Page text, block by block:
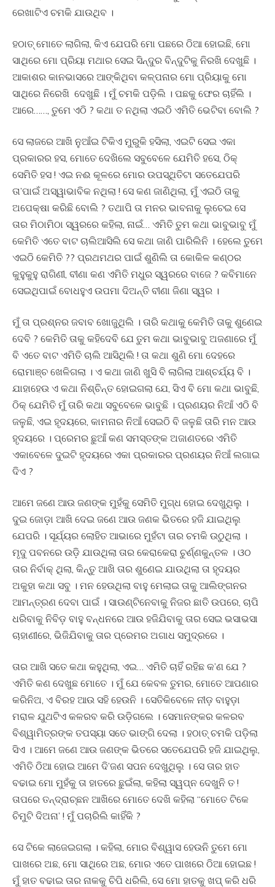
ରେଖାଟିଏ ଚମକି ଯାଉଥିବ ।
ହଠାତ୍ ମୋତେ ଲାଗିଲା, କିଏ ଯେପରି ମୋ ପଛରେ ଠିଆ ହୋଇଛି, ମୋ
ସାଥିରେ ମୋ ପ୍ରିୟା ମଥାର ସେଇ ସିନ୍ଦୁର ବିନ୍ଦୁଟିକୁ ନିରଖି ଦେଖୁଛି ।
ଆକାଶର କାନଭାସରେ ଆଙ୍କିଥିବା କଳ୍ପନାର ମୋ ପ୍ରିୟାକୁ ମୋ
ସାଥିରେ ନିରେଖି ଦେଖୁଛି । ମୁଁ ଚମକି ପଡ଼ିଲି । ପଛକୁ ଫେର ଚାହିଁଲି ।
ଆରେ……, ତୁମେ ଏଠି ? କଥା ତ ନଥିଲା ଏଇଠି ଏମିତି ଭେଟିବା ବୋଲି ?
ସେ ଲାଜରେ ଆଖି ନୁଆଁଇ ଟିକିଏ ମୁରୁକି ହସିଲା, ଏଇଟି ସେଇ ଏକା
ପ୍ରକାରର ହସ, ମୋତେ ଦେଖିଲେ ସବୁବେଳେ ଯେମିତି ହସେ, ଠିକ୍
ସେମିତି ହସ ! ଏଇ ନଈ କୂଳରେ ମୋର ଉପସ୍ଥିତିଟା ସତେଯେପରି
ତା’ପାଇଁ ଅସ୍ୱାଭାବିକ ନଥିଲା ! ସେ କଣ ଜାଣିଥିଲା, ମୁଁ ଏଇଠି ତାକୁ
ଅପେକ୍ଷା କରିଛି ବୋଲି ? ତଥାପି ତା ମନର ଭାବନାକୁ ଲୁଚେଇ ସେ
ତାର ମିଠାମିଠା ସ୍ୱରରେ କହିଲା, ନାଇଁ… ଏମିତି ତୁମ କଥା ଭାବୁଭାବୁ ମୁଁ
କେମିତି ଏତେ ବାଟ ଚାଲିଆସିଲି ସେ କଥା ଜାଣି ପାରିଲିନି । ହେଲେ ତୁମେ
ଏଇଠି କେମିତି ?? ପ୍ରଥମଥର ପାଇଁ ଶୁଣିଲି ତା କୋକିଳ କଣ୍ଠର
କୁହୁକୁହୁ ରାଗିଣୀ, ବୀଣା କଣ ଏମିତି ମଧୁର ସ୍ୱରରେ ବାଜେ ? କବିମାନେ
ସେଇଥିପାଇଁ ବୋଧହୁଏ ଉପମା ଦିଅନ୍ତି ବୀଣା ଜିଣା ସ୍ୱର ।
ମୁଁ ତା ପ୍ରଶ୍ନର ଜବାବ ଖୋଜୁଥିଲି । ତାରି କଥାକୁ କେମିତି ତାକୁ ଶୁଣେଇ
ଦେବି ? କେମିତି ତାକୁ କହିଦେବି ଯେ ତୁମ କଥା ଭାବୁଭାବୁ ଅଜଣାରେ ମୁଁ
ବି ଏତେ ବାଟ ଏମିତି ଚାଲି ଆସିଥିଲି ! ତା କଥା ଶୁଣି ମୋ ଦେହରେ
ରୋମାଞ୍ଚ ଖେଳିଗଲା । ଏ କଥା ଜାଣି ଖୁସି ବି ଲାଗିଲା ଆଶ୍ଚର୍ଯ୍ୟ ବି ।
ଯାହାହେଉ ଏ କଥା ନିଶ୍ଚିନ୍ତ ହୋଇଗଲା ଯେ, ସିଏ ବି ମୋ କଥା ଭାବୁଛି,
ଠିକ୍ ଯେମିତି ମୁଁ ତାରି କଥା ସବୁବେଳେ ଭାବୁଛି । ପ୍ରଣୟର ନିଆଁ ଏଠି ବି
ଜଳୁଛି, ଏଇ ହୃଦୟରେ, କାମନାର ନିଆଁ ସେଇଠି ବି ଜଳୁଛି ତାରି ମନ ଆଉ
ହୃଦୟରେ । ପ୍ରେମର ଛୁଆଁ କଣ ସମସ୍ତଙ୍କ ଅଜାଣତରେ ଏମିତି
ଏକାବେଳେ ଦୁଇଟି ହୃଦୟରେ ଏକା ପ୍ରକାରର ପ୍ରଣୟର ନିଆଁ ଲଗାଇ
ଦିଏ ?
ଆମେ ଜଣେ ଆଉ ଜଣଙ୍କ ମୁହଁକୁ ସେମିତି ମୁଗ୍ଧ ହୋଇ ଦେଖୁଥିଲୁ ।
ଦୁଇ ଜୋଡ଼ା ଆଖି ଦେଇ ଜଣେ ଆଉ ଜଣକ ଭିତରେ ହଜି ଯାଇଥିଲୁ
ଯେପରି । ସୂର୍ଯ୍ୟର ଲୋହିତ ଆଭାରେ ମୁହଁଟା ତାର ଚମକି ଉଠୁଥିଲା ।
ମୃଦୁ ପବନରେ ଉଡ଼ି ଯାଉଥିଲା ତାର କେରାକେରା ଚୁର୍ଣ୍ଣକୁନ୍ତଳ । ଓଠ
ତାର ନିର୍ବାକ୍ ଥିଲା, କିନ୍ତୁ ଆଖି ତାର ଶୁଣେଇ ଯାଉଥିଲା ତା ହୃଦୟର
ଅକୁହା କଥା ସବୁ । ମନ ହେଉଥିଲା ବାହୁ ମେଲାଇ ତାକୁ ଆଲିଙ୍ଗନର
ଆମନ୍ତ୍ରଣ ଦେବା ପାଇଁ । ସାଉଣ୍ଟିନେବାକୁ ନିଜର ଛାତି ଉପରେ, ଚାପି
ଧରିବାକୁ ନିବିଡ଼ ବାହୁ ବନ୍ଧନରେ ଆଉ ହଜିଯିବାକୁ ତାର ସେଇ ଭସାଭସା
ଚାହାଣୀରେ, ଭିଜିଯିବାକୁ ତାର ପ୍ରେମର ଅଗାଧ ସମୁଦ୍ରରେ ।
ତାର ଆଖି ସତେ କଥା କହୁଥିଲା, ଏଇ… ଏମିତି ଚାହିଁ ରହିଛ କ’ଣ ଯେ ?
ଏମିତି କଣ ଦେଖୁଛ ମୋତେ । ମୁଁ ଯେ କେବଳ ତୁମର, ମୋତେ ଆପଣାର
କରିନିଅ, ଏ ବିରହ ଆଉ ସହି ହେଉନି । ସେତିକିବେଳେ ନୀଡ଼ ବାହୁଡ଼ା
ମରାଳ ଯୁଥଟିଏ କଳରବ କରି ଉଡ଼ିଗଲେ । ସେମାନଙ୍କର କଳରବ
ବିଶ୍ୱାମିତ୍ରଙ୍କ ତପସ୍ୟା ସତେ ଭାଙ୍ଗି ଦେଲା । ହଠାତ୍ ଚମକି ପଡ଼ିଲା
ସିଏ । ଆମେ ଜଣେ ଆଉ ଜଣଙ୍କ ଭିତରେ ସତେଯେପରି ହଜି ଯାଇଥିଲୁ,
ଏମିତି ଠିଆ ହୋଇ ଆମେ ଦି’ଜଣ ସପନ ଦେଖୁଥିଲୁ । ସେ ତାର ହାତ
ବଢାଇ ମୋ ମୁହଁକୁ ତା ହାତରେ ଛୁଇଁଲା, କହିଲା ସ୍ୱପ୍ନ ଦେଖୁନି ତ !
ତାପରେ ତନ୍ଦ୍ରାଚ୍ଛନ ଆଖିରେ ମୋତେ ଦେଖି କହିଲା “ମୋତେ ଟିକେ
ଚିମୁଟି ଦିଅନା’ ! ମୁଁ ପଚାରିଲି କାହିଁକି ?
ସେ ଟିକେ ଲାଜେଇଗଲା । କହିଲା, ମୋର ବିଶ୍ୱାସ ହେଉନି ତୁମେ ମୋ
ପାଖରେ ଅଛ, ମୋ ସାଥିରେ ଅଛ, ମୋର ଏତେ ପାଖରେ ଠିଆ ହୋଇଛ !
ମୁଁ ହାତ ବଢାଇ ତାର ନାକକୁ ଚିପି ଧରିଲି, ସେ ମୋ ହାତକୁ ଖପ୍ କରି ଧରି